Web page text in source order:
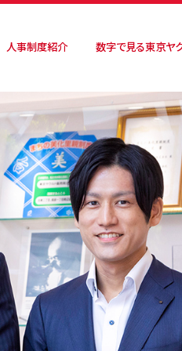
人事制度紹介 数字で見る東京ヤ